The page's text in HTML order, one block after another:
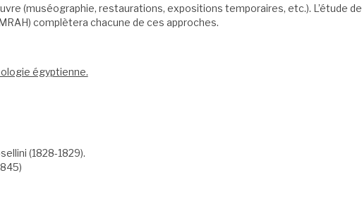
(muséographie, restaurations, expositions temporaires, etc.). L’étude de
complètera chacune de ces approches.
égyptienne.
(1828-1829).